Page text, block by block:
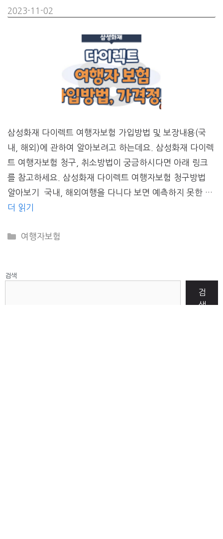
2023-11-02
삼성화재 다이렉트 여행자보험 가입방법 및 보장내용(국
내, 해외)에 관하여 알아보려고 하는데요. 삼성화재 다이렉
트 여행자보험 청구, 취소방법이 궁금하시다면 아래 링크
를 참고하세요. 삼성화재 다이렉트 여행자보험 청구방법
알아보기 국내, 해외여행을 다니다 보면 예측하지 못한 …
더 읽기
CATEGORIES
여행자보험
검색
검
색